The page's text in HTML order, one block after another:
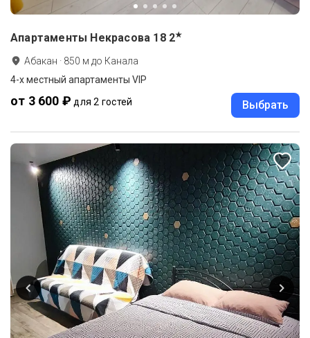
Апартаменты Некрасова 18 2★
Абакан · 850 м до Канала
4-х местный апартаменты VIP
от 3 600 ₽ для 2 гостей Выбрать